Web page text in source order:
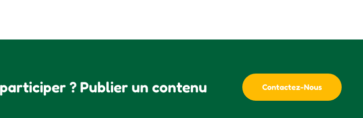
? Publier un contenu Contactez-Nous